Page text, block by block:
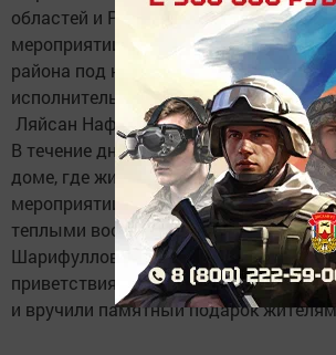
областей и Республики Татарстан.
мероприятии представила делегация
района под началом заместителя
исполнительного комитета по
Ляйсан Нафигиной.
В течение дня гости посетили могилу
доме, где жила семья Сагировых,
мероприятии, которое прошло в
теплыми воспоминаниями, стихами и
Шарифулловича. Здесь нурлатцы
приветствия от имени главы района
и вручили памятный подарок